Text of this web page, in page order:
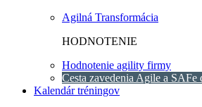
Agilná Transformácia
HODNOTENIE
Hodnotenie agility firmy
Cesta zavedenia Agile a SAFe
Kalendár tréningov